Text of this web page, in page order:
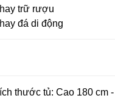
trữ rượu
đá di động
thước tủ: Cao 180 cm